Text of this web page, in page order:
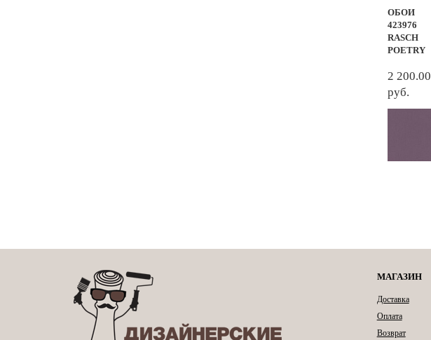
ОБОИ
423976
RASCH
POETRY
2 200.00
руб.
МАГАЗИН
Доставка
Оплата
Возврат